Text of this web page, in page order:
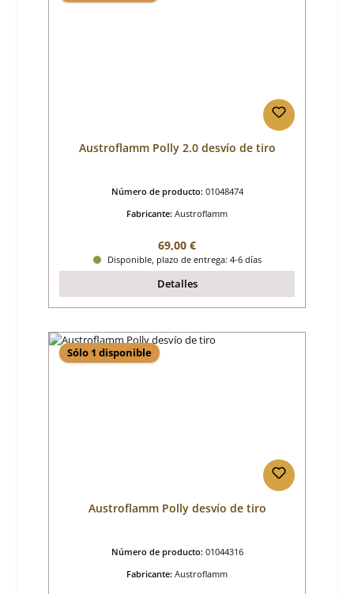
Austroflamm Polly 2.0 desvío de tiro
Número de producto: 01048474
Fabricante: Austroflamm
Precio normal:
69,00 €
Disponible, plazo de entrega: 4-6 días
Detalles
Sólo 1 disponible
Austroflamm Polly desvío de tiro
Número de producto: 01044316
Fabricante: Austroflamm